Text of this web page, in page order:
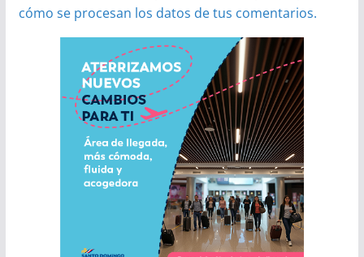
cómo se procesan los datos de tus comentarios.